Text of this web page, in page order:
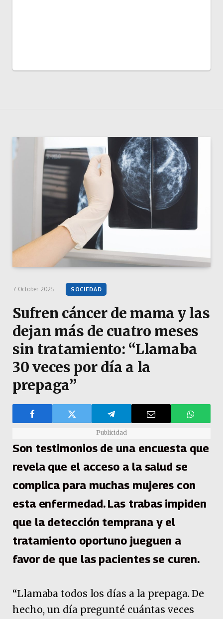
7 October 2025 SOCIEDAD
Sufren cáncer de mama y las
dejan más de cuatro meses
sin tratamiento: “Llamaba
30 veces por día a la
prepaga”
Publicidad
Son testimonios de una encuesta que
revela que el acceso a la salud se
complica para muchas mujeres con
esta enfermedad. Las trabas impiden
que la detección temprana y el
tratamiento oportuno jueguen a
favor de que las pacientes se curen.
“Llamaba todos los días a la prepaga. De
hecho, un día pregunté cuántas veces